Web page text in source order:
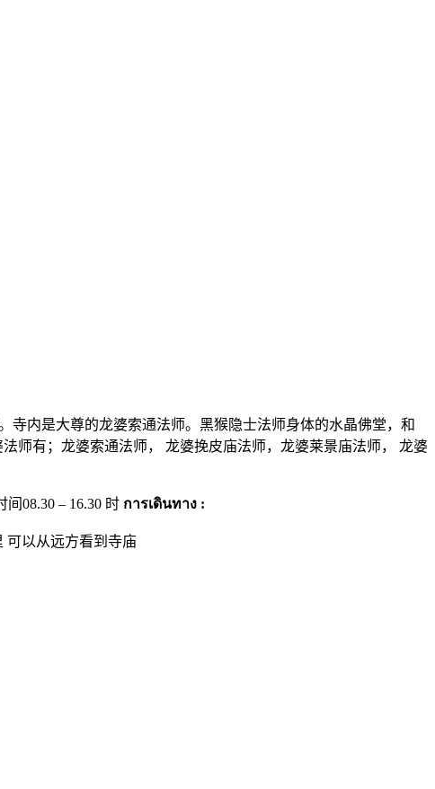
寺内是大尊的龙婆索通法师。黑猴隐士法师身体的水晶佛堂，和
师有；龙婆索通法师， 龙婆挽皮庙法师，龙婆莱景庙法师， 龙婆
08.30 – 16.30 时 การเดินทาง :
可以从远方看到寺庙